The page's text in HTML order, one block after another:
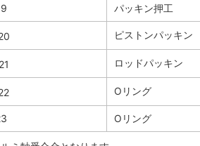
パッキン押工
ピストンパッキン
ロッドパッキン
Oリング
Oリング